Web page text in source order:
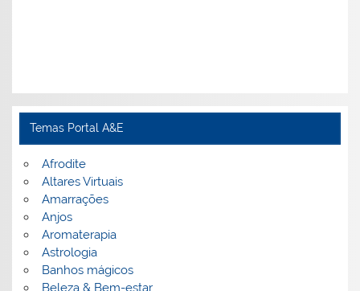
Temas Portal A&E
Afrodite
Altares Virtuais
Amarrações
Anjos
Aromaterapia
Astrologia
Banhos mágicos
Beleza & Bem-estar